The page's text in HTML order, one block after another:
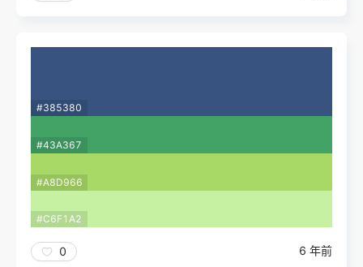
#385380
#43A367
#A8D966
#C6F1A2
0 6 年前